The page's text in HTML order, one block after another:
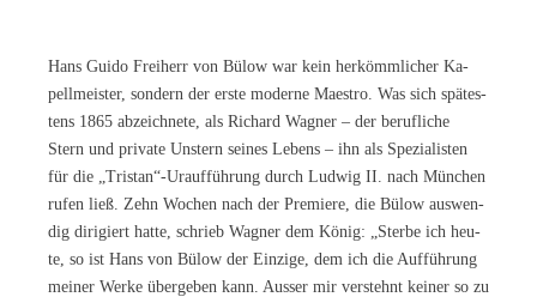
Hans Gui­do Frei­herr von Bülow war kein her­kömm­li­cher Ka­
pell­meis­ter, son­dern der ers­te mo­der­ne Ma­es­tro. Was sich spä­tes­
tens 1865 ab­zeich­ne­te, als Ri­chard Wag­ner – der be­ruf­li­che
Stern und pri­va­te Un­stern sei­nes Le­bens – ihn als Spe­zia­lis­ten
für die „Tristan“-Uraufführung durch Lud­wig II. nach Mün­chen
ru­fen ließ. Zehn Wo­chen nach der Pre­mie­re, die Bülow aus­wen­
dig di­ri­giert hat­te, schrieb Wag­ner dem Kö­nig: „Ster­be ich heu­
te, so ist Hans von Bülow der Ein­zi­ge, dem ich die Auf­füh­rung
mei­ner Wer­ke über­ge­ben kann. Aus­ser mir ver­stehnt kei­ner so zu